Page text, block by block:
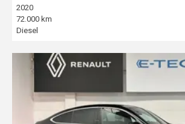
2020
72.000 km
Diesel